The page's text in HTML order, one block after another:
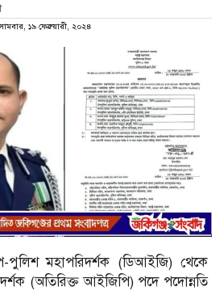
১৯ ফেব্রুয়ারী, ২০২৪
পুলিশ মহাপরিদর্শক (ডিআইজি) থেকে
(অতিরিক্ত আইজিপি) পদে পদোন্নতি